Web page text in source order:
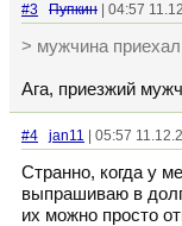
#3 Пупкин | 04:57
> мужчина
Ага, приезжий
#4 jan11 | 05:57
Странно, когда у
выпрашиваю в
их можно просто